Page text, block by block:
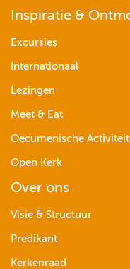
Inspiratie &
Excursies
Internationaal
Lezingen
Meet & Eat
Oecumenische
Open Kerk
Over ons
Visie & Structuur
Predikant
Kerkenraad